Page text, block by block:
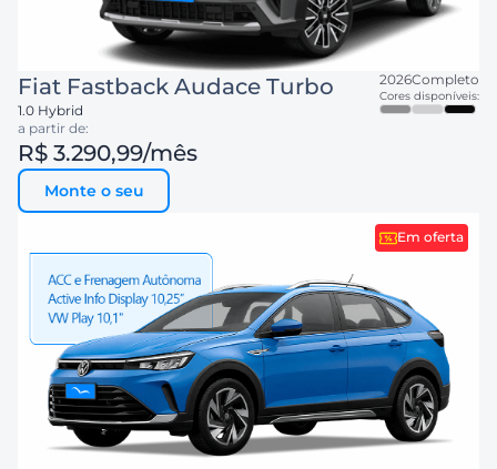
Fiat Fastback Audace Turbo
1.0 Hybrid
2026Completo
Cores disponíveis:
a partir de:
R$ 3.290,99/mês
Monte o seu
Em oferta